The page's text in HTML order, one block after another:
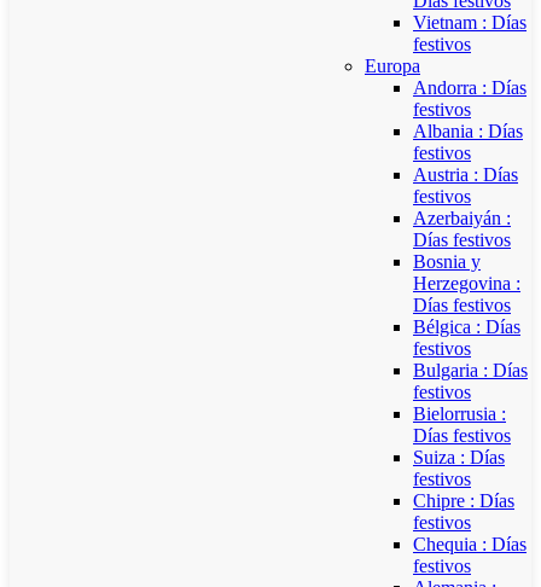
Vietnam : Días
festivos
Europa
Andorra : Días
festivos
Albania : Días
festivos
Austria : Días
festivos
Azerbaiyán :
Días festivos
Bosnia y
Herzegovina :
Días festivos
Bélgica : Días
festivos
Bulgaria : Días
festivos
Bielorrusia :
Días festivos
Suiza : Días
festivos
Chipre : Días
festivos
Chequia : Días
festivos